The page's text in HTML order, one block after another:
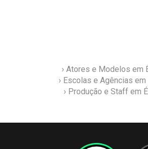
› Atores e Modelos em
› Escolas e Agências em
› Produção e Staff em